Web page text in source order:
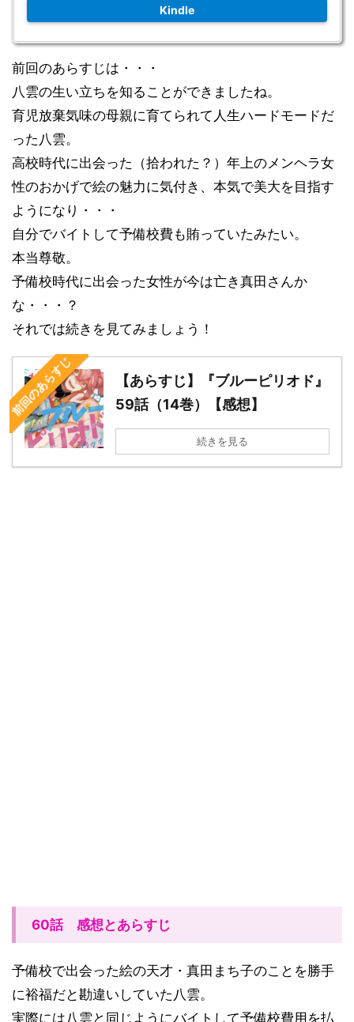
Kindle
前回のあらすじは・・・
八雲の生い立ちを知ることができましたね。
育児放棄気味の母親に育てられて人生ハードモードだ
った八雲。
高校時代に出会った（拾われた？）年上のメンヘラ女
性のおかげで絵の魅力に気付き、本気で美大を目指す
ようになり・・・
自分でバイトして予備校費も賄っていたみたい。
本当尊敬。
予備校時代に出会った女性が今は亡き真田さんか
な・・・？
それでは続きを見てみましょう！
前回のあらすじ
【あらすじ】『ブルーピリオド』
59話（14巻）【感想】
続きを見る
60話 感想とあらすじ
予備校で出会った絵の天才・真田まち子のことを勝手
に裕福だと勘違いしていた八雲。
実際には八雲と同じようにバイトして予備校費用を払